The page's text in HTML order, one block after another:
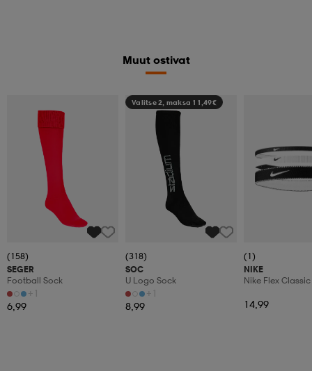
Muut ostivat
(158)
SEGER
Football Sock
+1
6,99
Valitse 2, maksa 11,49€
(318)
SOC
U Logo Sock
+1
8,99
(1)
NIKE
Nike Flex
14,99